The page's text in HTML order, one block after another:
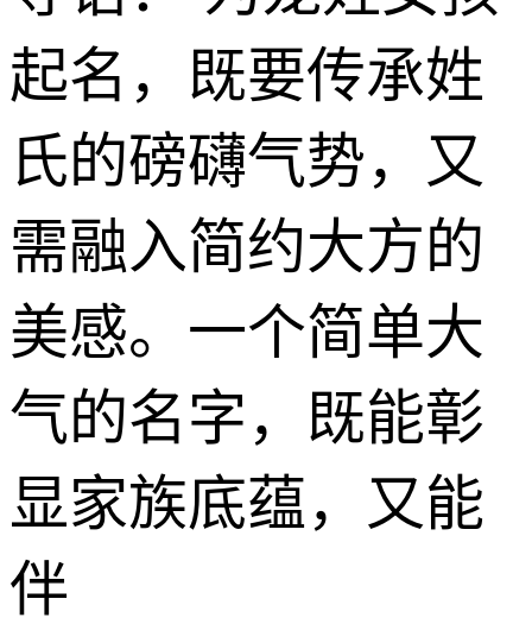
起名，既要传承姓
氏的磅礴气势，又
需融入简约大方的
美感。一个简单大
气的名字，既能彰
显家族底蕴，又能
伴